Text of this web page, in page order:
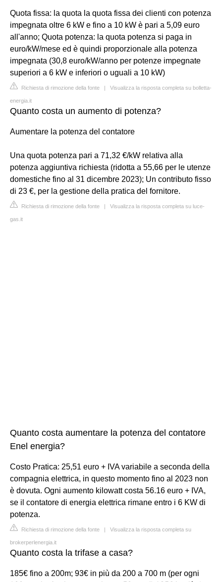
Quota fissa: la quota la quota fissa dei clienti con potenza
impegnata oltre 6 kW e fino a 10 kW è pari a 5,09 euro
all'anno; Quota potenza: la quota potenza si paga in
euro/kW/mese ed è quindi proporzionale alla potenza
impegnata (30,8 euro/kW/anno per potenze impegnate
superiori a 6 kW e inferiori o uguali a 10 kW)
Richiesta di rimozione della fonte | Visualizza la risposta completa su bolletta-
energia.it
Quanto costa un aumento di potenza?
Aumentare la potenza del contatore
Una quota potenza pari a 71,32 €/kW relativa alla
potenza aggiuntiva richiesta (ridotta a 55,66 per le utenze
domestiche fino al 31 dicembre 2023); Un contributo fisso
di 23 €, per la gestione della pratica del fornitore.
Richiesta di rimozione della fonte | Visualizza la risposta completa su luce-
gas.it
Quanto costa aumentare la potenza del contatore
Enel energia?
Costo Pratica: 25,51 euro + IVA variabile a seconda della
compagnia elettrica, in questo momento fino al 2023 non
è dovuta. Ogni aumento kilowatt costa 56.16 euro + IVA,
se il contatore di energia elettrica rimane entro i 6 KW di
potenza.
Richiesta di rimozione della fonte | Visualizza la risposta completa su
brokerperlenergia.it
Quanto costa la trifase a casa?
185€ fino a 200m; 93€ in più da 200 a 700 m (per ogni